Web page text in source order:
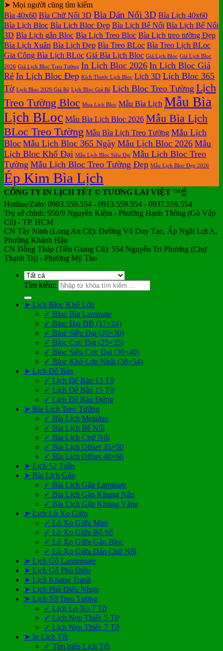
➤ Mọi người cũng tìm kiếm
Bìa 40x60 Bìa Chữ Nổi 3D Bìa Dán Nổi 3D Bìa Lịch 40x60
Bìa Lịch Bloc Bìa Lịch Bloc Đẹp Bìa Lịch Bế Nổi Bìa Lịch Bế Nổi
3D Bìa Lịch gắn Bloc Bìa Lịch Treo Bloc Bìa Lịch treo tường Đẹp
Bìa Lịch Xuân Bìa Lịch Đẹp Bìa Treo BLoc Bìa Treo Lịch BLoc
Gia Công Bìa Lịch BLoc Giá Bìa Lịch Bloc Giá Lịch Bloc Giá Lịch Bloc
2026 Giá Lịch Bloc Treo Tường In Lịch Bloc 2026 In Lịch Bloc Giá
Rẻ In Lịch Bloc Đẹp Kích Thước Lịch Bloc Lịch 3D Lịch Bloc 365
Tờ Lịch Bloc 2026 Giá Rẻ Lịch Bloc Giá Rẻ Lịch Bloc Treo Tường Lịch
Treo Tường Bloc Mua Lich Bloc Mẫu Bìa Lịch Mẫu Bìa
Lịch BLoc Mẫu Bìa Lịch Bloc 2026 Mẫu Bìa Lịch
BLoc Treo Tường Mẫu Bìa Lịch Treo Tường Mẫu Lịch
Bloc Mẫu Lịch Bloc 365 Ngày Mẫu Lịch Bloc 2026 Mẫu
Lịch Bloc Khổ Đại Mẫu Lịch Bloc Siêu Đại Mẫu Lịch Bloc Treo
Tường Mẫu Lịch Bloc Treo Tường Đẹp Mẫu Lịch Bloc Đẹp 2026
Ép Kim Bìa Lịch
CÔNG TY IN LỊCH TẾT © TƯƠNG LAI VIỆT ™☝️
Hotline/Zalo: 0983.559.554 - 0913.559.554 - 0937.559.554
Trụ sở chính: 950/9 Nguyễn Kiệm - Phường Hạnh Thông (Gò Vấp
Cũ) - TP. HCM
CN Tây Ninh (Long An Cũ): Đường Võ Duy Tạo, Ấp Ngãi Lợi A,
Phường Khánh Hậu
CN Đồng Tháp (Tiền Giang Cũ): 554 Nguyễn Tri Phương (Chợ
Thạnh Trị) - Phường Mỹ Tho
Tìm kiếm:
➤ Lịch Bloc Khổ Lớn
✓ Bloc Bìa Laminate
✓ Bloc Đại ĐB (17×24)
✓ Bloc Siêu Đại (20×30)
✓ Bloc Cực Đại (25×35)
✓ Bloc Siêu Cực Đại (30×40)
✓ Bloc Khổ Lớn Nhất (38×54)
➤ Lịch Để Bàn
✓ Lịch Để Bàn 13 Tờ
✓ Lịch Để Bàn 15 Tờ
✓ Lịch Để Bàn Đứng
➤ Bìa Lịch Treo Tường
✓ Bìa Lịch Metalize
✓ Bìa Lịch Bế Nổi
✓ Bìa Lịch Chữ Nổi
✓ Bìa Lịch Offset 35×50
✓ Bìa Lịch Offset 40×60
➤ Lịch 52 Tuần
➤ Bìa Lịch Gập
✓ Bìa Lịch Gập Laminate
✓ Bìa Lịch Gập Khung Nâu
✓ Bìa Lịch Gập Khung Vàng
➤ Lịch Lò Xo Giữa
✓ Lò Xo Giữa Mini
✓ Lò Xo Giữa Bộ Số
✓ Lò Xo Giữa Gắn Bloc
✓ Lò Xo Giữa Dán Chữ Nổi
➤ Lịch Gỗ Lamininate
➤ Lịch Gỗ Phù Điêu
➤ Lịch Khung Tranh
➤ Lịch Phù Điêu Nhựa
➤ Lịch Tờ Treo Tường
✓ Lịch Lò Xo 7 Tờ
✓ Lịch Nẹp Thiếc 5 Tờ
✓ Lịch Nẹp Thiếc 7 Tờ
➤ In Lịch Tết
✓ Tìm hiểu Lịch Tết